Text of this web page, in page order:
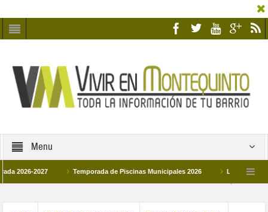
Menu
2027 Temporada de Piscinas Municipales 2026 Los Campus de